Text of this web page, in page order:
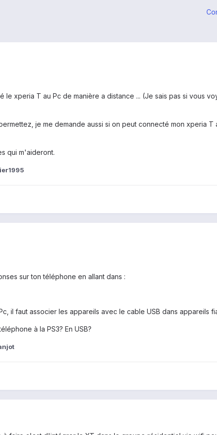
le xperia T au Pc de manière a distance ... (Je sais pas si vous
je me demande aussi si on peut connecté mon xperia
qui m'aideront.
sur ton téléphone en allant dans :
il faut associer les appareils avec le cable USB dans appareils
à la PS3? En USB?